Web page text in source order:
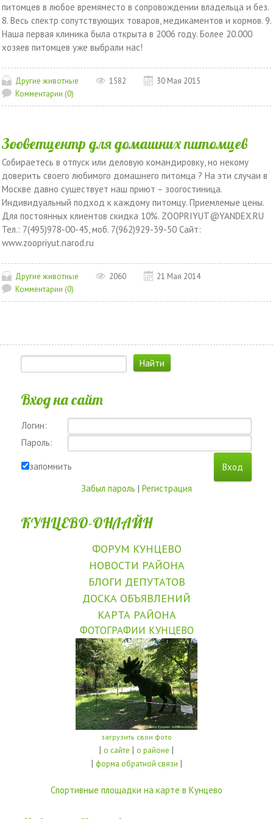
питомцев в любое времяместо в сопровождении владельца и без.
8. Весь спектр сопутствующих товаров, медикаментов и кормов. 9.
Наша первая клиника была открыта в 2006 году. Более 20.000
хозяев питомцев уже выбрали нас!
Другие животные 1582
30 Мая 2015
Комментарии (0)
Зооветцентр для домашних питомцев
Собираетесь в отпуск или деловую командировку, но некому
доверить своего любимого домашнего питомца ? На эти случаи в
Москве давно существует наш приют – зоогостиница.
Индивидуальный подход к каждому питомцу. Приемлемые цены.
Для постоянных клиентов скидка 10%. ZOOPRIYUT@YANDEX.RU
Тел.: 7(495)978-00-45, моб. 7(962)929-39-50 Сайт:
www.zoopriyut.narod.ru
Другие животные 2060
21 Мая 2014
Комментарии (0)
Вход на сайт
Логин:
Пароль:
запомнить
Забыл пароль | Регистрация
КУНЦЕВО-ОНЛАЙН
ФОРУМ КУНЦЕВО
НОВОСТИ РАЙОНА
БЛОГИ ДЕПУТАТОВ
ДОСКА ОБЪЯВЛЕНИЙ
КАРТА РАЙОНА
ФОТОГРАФИИ КУНЦЕВО
загрузить свои фото
| о сайте | о районе |
| форма обратной связи |
Спортивные площадки на карте в Кунцево